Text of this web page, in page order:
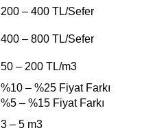
200 – 400 TL/Sefer
400 – 800 TL/Sefer
50 – 200 TL/m3
%10 – %25 Fiyat Farkı
%5 – %15 Fiyat Farkı
3 – 5 m3